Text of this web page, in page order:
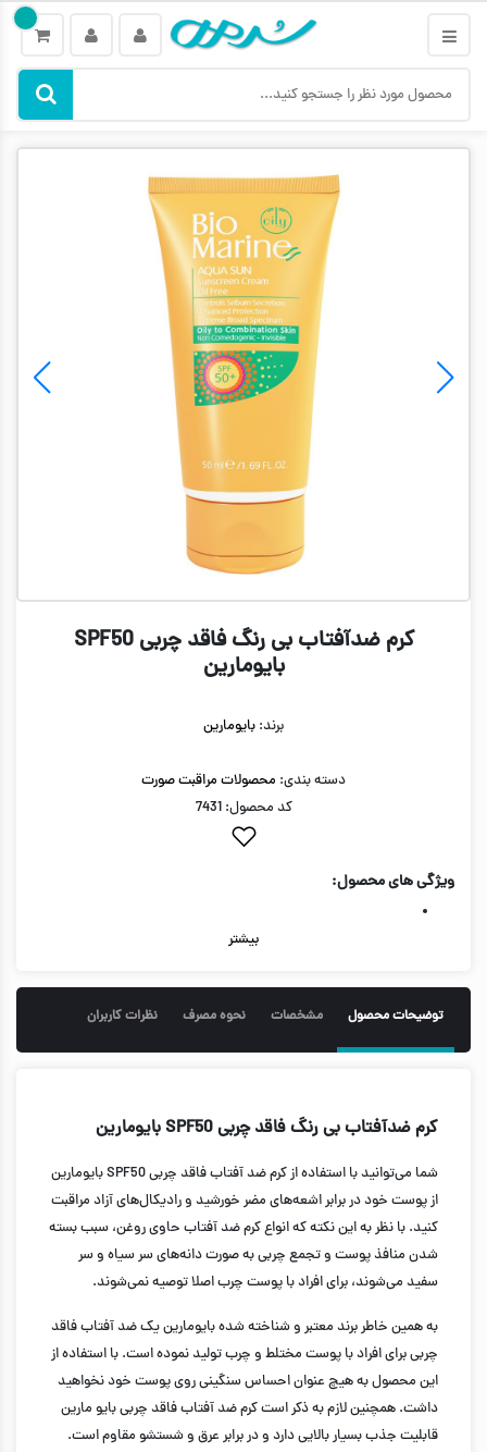
کرم ضدآفتاب بی رنگ فاقد چربی SPF50
بایومارین
برند: بایومارین
دسته بندی: محصولات مراقبت صورت
کد محصول: 7431
ویژگی های محصول:
بیشتر
توضیحات محصول مشخصات نحوه مصرف نظرات کاربران
کرم ضدآفتاب بی رنگ فاقد چربی SPF50 بایومارین
شما می‌توانید با استفاده از کرم ضد آفتاب فاقد چربی SPF50 بایومارین
از پوست خود در برابر اشعه‌های مضر خورشید و رادیکال‌های آزاد مراقبت
کنید. با نظر به این نکته که انواع کرم ضد آفتاب حاوی روغن، سبب بسته
شدن منافذ پوست و تجمع چربی به صورت دانه‌های سر سیاه و سر
سفید می‌شوند، برای افراد با پوست چرب اصلا توصیه نمی‌شوند.
به همین خاطر برند معتبر و شناخته شده بایومارین یک ضد آفتاب فاقد
چربی برای افراد با پوست مختلط و چرب تولید نموده است. با استفاده از
این محصول به هیچ عنوان احساس سنگینی روی پوست خود نخواهید
داشت. همچنین لازم به ذکر است کرم ضد آفتاب فاقد چربی بایو مارین
قابلیت جذب بسیار بالایی دارد و در برابر عرق و شستشو مقاوم است.